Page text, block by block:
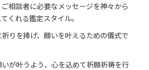
相談者に必要なメッセージを神々から
くれる鑑定スタイル。
りを捧げ、願いを叶えるための儀式で
が叶うよう、心を込めて祈願祈祷を行